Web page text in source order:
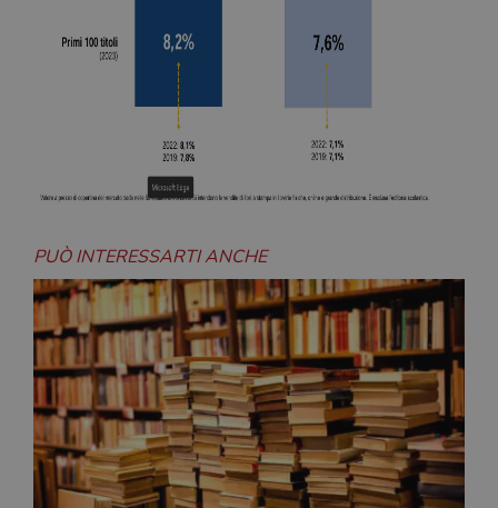
PUÒ INTERESSARTI ANCHE